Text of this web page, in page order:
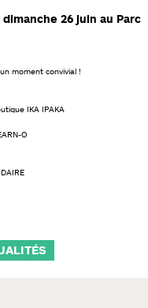
26 juin au Parc
moment convivial !
IKA IPAKA
O